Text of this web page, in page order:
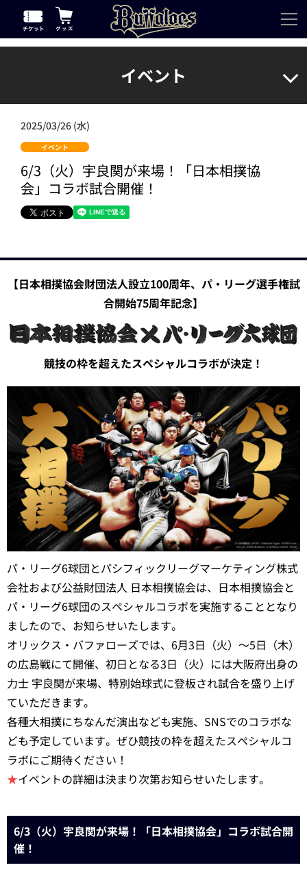
イベント
2025/03/26 (水)
イベント
6/3（火）宇良関が来場！「日本相撲協
会」コラボ試合開催！
【日本相撲協会財団法人設立100周年、パ・リーグ選手権試
合開始75周年記念】
競技の枠を超えたスペシャルコラボが決定！
パ・リーグ6球団とパシフィックリーグマーケティング株式
会社および公益財団法人 日本相撲協会は、日本相撲協会と
パ・リーグ6球団のスペシャルコラボを実施することとなり
ましたので、お知らせいたします。
オリックス・バファローズでは、6月3日（火）～5日（木）
の広島戦にて開催、初日となる3日（火）には大阪府出身の
力士 宇良関が来場、特別始球式に登板され試合を盛り上げ
ていただきます。
各種大相撲にちなんだ演出なども実施、SNSでのコラボな
ども予定しています。ぜひ競技の枠を超えたスペシャルコ
ラボにご期待ください！
★イベントの詳細は決まり次第お知らせいたします。
6/3（火）宇良関が来場！「日本相撲協会」コラボ試合開
催！